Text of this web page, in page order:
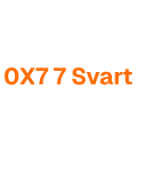
7 Svart